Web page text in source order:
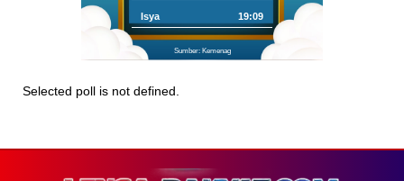
Isya 19:09
Sumber: Kemenag
Selected poll is not defined.